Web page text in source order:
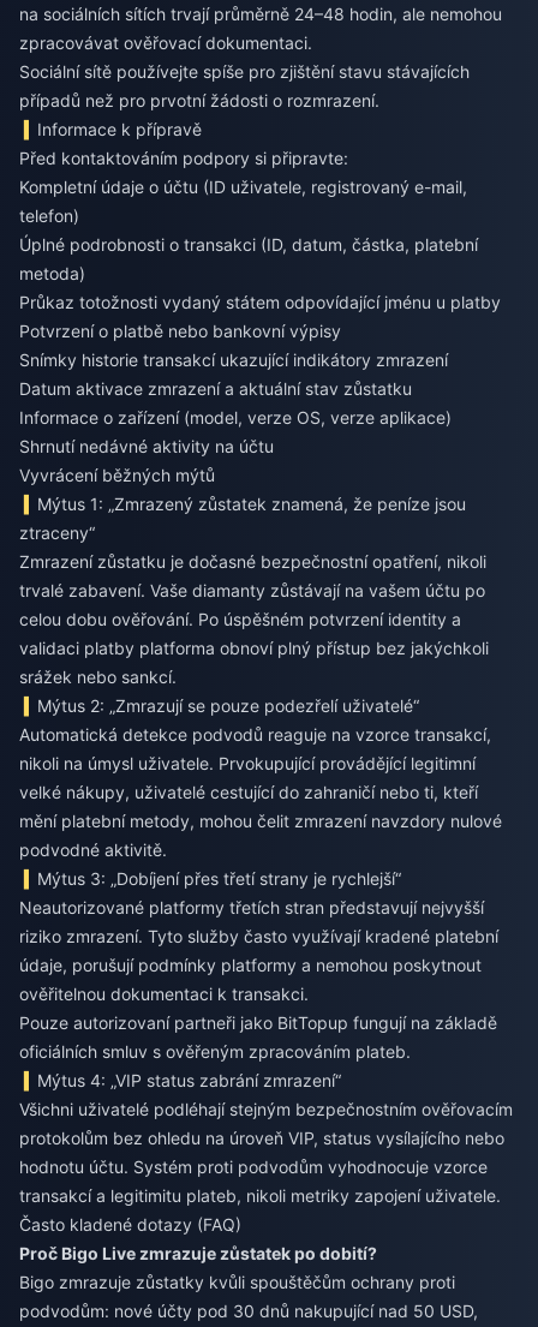
na sociálních sítích trvají průměrně 24–48 hodin, ale nemohou
zpracovávat ověřovací dokumentaci.
Sociální sítě používejte spíše pro zjištění stavu stávajících
případů než pro prvotní žádosti o rozmrazení.
Informace k přípravě
Před kontaktováním podpory si připravte:
Kompletní údaje o účtu (ID uživatele, registrovaný e-mail,
telefon)
Úplné podrobnosti o transakci (ID, datum, částka, platební
metoda)
Průkaz totožnosti vydaný státem odpovídající jménu u platby
Potvrzení o platbě nebo bankovní výpisy
Snímky historie transakcí ukazující indikátory zmrazení
Datum aktivace zmrazení a aktuální stav zůstatku
Informace o zařízení (model, verze OS, verze aplikace)
Shrnutí nedávné aktivity na účtu
Vyvrácení běžných mýtů
Mýtus 1: „Zmrazený zůstatek znamená, že peníze jsou
ztraceny“
Zmrazení zůstatku je dočasné bezpečnostní opatření, nikoli
trvalé zabavení. Vaše diamanty zůstávají na vašem účtu po
celou dobu ověřování. Po úspěšném potvrzení identity a
validaci platby platforma obnoví plný přístup bez jakýchkoli
srážek nebo sankcí.
Mýtus 2: „Zmrazují se pouze podezřelí uživatelé“
Automatická detekce podvodů reaguje na vzorce transakcí,
nikoli na úmysl uživatele. Prvokupující provádějící legitimní
velké nákupy, uživatelé cestující do zahraničí nebo ti, kteří
mění platební metody, mohou čelit zmrazení navzdory nulové
podvodné aktivitě.
Mýtus 3: „Dobíjení přes třetí strany je rychlejší“
Neautorizované platformy třetích stran představují nejvyšší
riziko zmrazení. Tyto služby často využívají kradené platební
údaje, porušují podmínky platformy a nemohou poskytnout
ověřitelnou dokumentaci k transakci.
Pouze autorizovaní partneři jako BitTopup fungují na základě
oficiálních smluv s ověřeným zpracováním plateb.
Mýtus 4: „VIP status zabrání zmrazení“
Všichni uživatelé podléhají stejným bezpečnostním ověřovacím
protokolům bez ohledu na úroveň VIP, status vysílajícího nebo
hodnotu účtu. Systém proti podvodům vyhodnocuje vzorce
transakcí a legitimitu plateb, nikoli metriky zapojení uživatele.
Často kladené dotazy (FAQ)
Proč Bigo Live zmrazuje zůstatek po dobití?
Bigo zmrazuje zůstatky kvůli spouštěčům ochrany proti
podvodům: nové účty pod 30 dnů nakupující nad 50 USD,